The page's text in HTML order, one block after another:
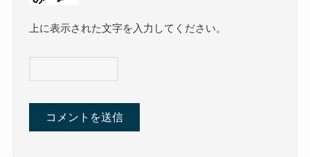
上に表示された文字を入力してください。